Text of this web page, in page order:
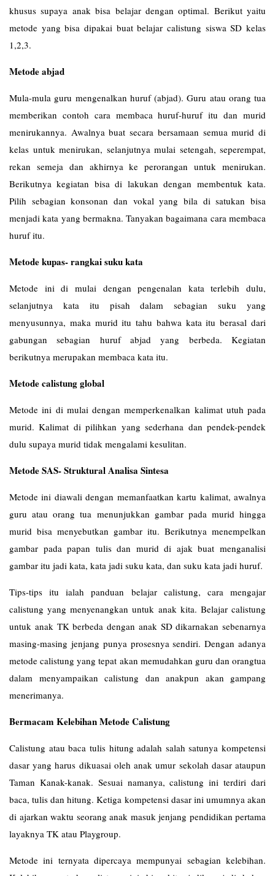
khusus supaya anak bisa belajar dengan optimal. Berikut yaitu
metode yang bisa dipakai buat belajar calistung siswa SD kelas
1,2,3.
Metode abjad
Mula-mula guru mengenalkan huruf (abjad). Guru atau orang tua
memberikan contoh cara membaca huruf-huruf itu dan murid
menirukannya. Awalnya buat secara bersamaan semua murid di
kelas untuk menirukan, selanjutnya mulai setengah, seperempat,
rekan semeja dan akhirnya ke perorangan untuk menirukan.
Berikutnya kegiatan bisa di lakukan dengan membentuk kata.
Pilih sebagian konsonan dan vokal yang bila di satukan bisa
menjadi kata yang bermakna. Tanyakan bagaimana cara membaca
huruf itu.
Metode kupas- rangkai suku kata
Metode ini di mulai dengan pengenalan kata terlebih dulu,
selanjutnya kata itu pisah dalam sebagian suku yang
menyusunnya, maka murid itu tahu bahwa kata itu berasal dari
gabungan sebagian huruf abjad yang berbeda. Kegiatan
berikutnya merupakan membaca kata itu.
Metode calistung global
Metode ini di mulai dengan memperkenalkan kalimat utuh pada
murid. Kalimat di pilihkan yang sederhana dan pendek-pendek
dulu supaya murid tidak mengalami kesulitan.
Metode SAS- Struktural Analisa Sintesa
Metode ini diawali dengan memanfaatkan kartu kalimat, awalnya
guru atau orang tua menunjukkan gambar pada murid hingga
murid bisa menyebutkan gambar itu. Berikutnya menempelkan
gambar pada papan tulis dan murid di ajak buat menganalisi
gambar itu jadi kata, kata jadi suku kata, dan suku kata jadi huruf.
Tips-tips itu ialah panduan belajar calistung, cara mengajar
calistung yang menyenangkan untuk anak kita. Belajar calistung
untuk anak TK berbeda dengan anak SD dikarnakan sebenarnya
masing-masing jenjang punya prosesnya sendiri. Dengan adanya
metode calistung yang tepat akan memudahkan guru dan orangtua
dalam menyampaikan calistung dan anakpun akan gampang
menerimanya.
Bermacam Kelebihan Metode Calistung
Calistung atau baca tulis hitung adalah salah satunya kompetensi
dasar yang harus dikuasai oleh anak umur sekolah dasar ataupun
Taman Kanak-kanak. Sesuai namanya, calistung ini terdiri dari
baca, tulis dan hitung. Ketiga kompetensi dasar ini umumnya akan
di ajarkan waktu seorang anak masuk jenjang pendidikan pertama
layaknya TK atau Playgroup.
Metode ini ternyata dipercaya mempunyai sebagian kelebihan.